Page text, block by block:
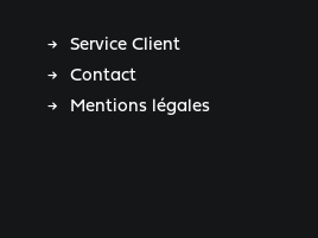
Service Client
Contact
Mentions légales